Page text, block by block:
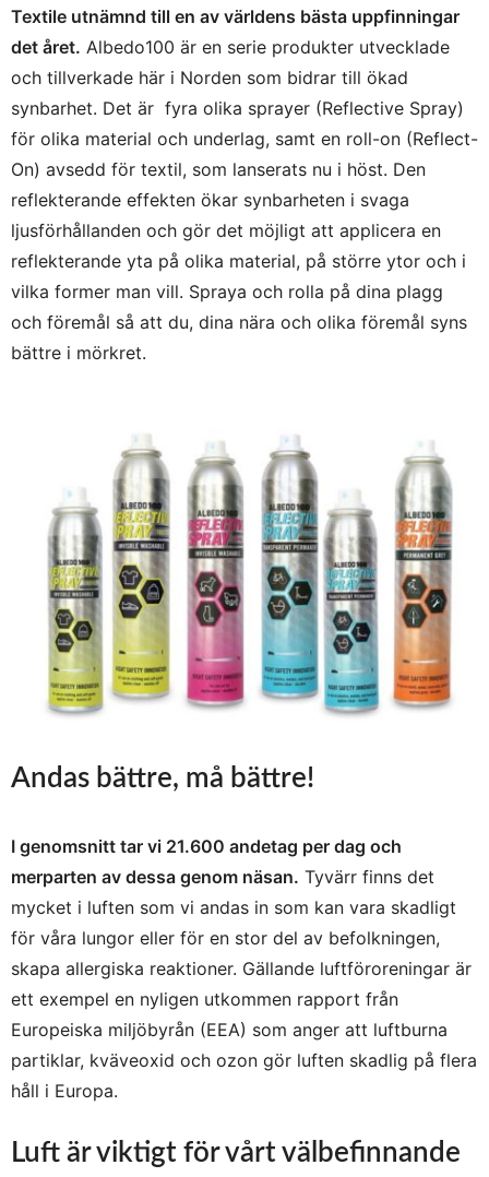
Textile utnämnd till en av världens bästa uppfinningar
det året. Albedo100 är en serie produkter utvecklade
och tillverkade här i Norden som bidrar till ökad
synbarhet. Det är fyra olika sprayer (Reflective Spray)
för olika material och underlag, samt en roll-on (Reflect-
On) avsedd för textil, som lanserats nu i höst. Den
reflekterande effekten ökar synbarheten i svaga
ljusförhållanden och gör det möjligt att applicera en
reflekterande yta på olika material, på större ytor och i
vilka former man vill. Spraya och rolla på dina plagg
och föremål så att du, dina nära och olika föremål syns
bättre i mörkret.
Andas bättre, må bättre!
I genomsnitt tar vi 21.600 andetag per dag och
merparten av dessa genom näsan. Tyvärr finns det
mycket i luften som vi andas in som kan vara skadligt
för våra lungor eller för en stor del av befolkningen,
skapa allergiska reaktioner. Gällande luftföroreningar är
ett exempel en nyligen utkommen rapport från
Europeiska miljöbyrån (EEA) som anger att luftburna
partiklar, kväveoxid och ozon gör luften skadlig på flera
håll i Europa.
Luft ärviktigt för vårt välbefinnande